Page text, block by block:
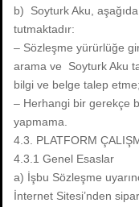
b) Soyturk Aku,
tutmaktadır:
– Sözleşme yürürlüğe
arama ve Soyturk Aku
bilgi ve belge talep
– Herhangi bir gerekçe
yapmama.
4.3. PLATFORM
4.3.1 Genel Esaslar
a) İşbu Sözleşme
İnternet Sitesi’nden